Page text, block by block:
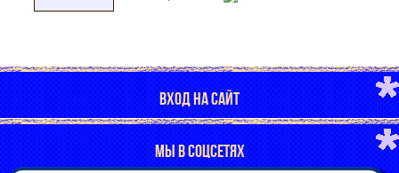
ВХОД НА САЙТ
МЫ В СОЦСЕТЯХ